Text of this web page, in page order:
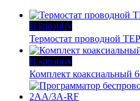
В корзину
Термостат проводной
В корзину
Комплект коаксиальный